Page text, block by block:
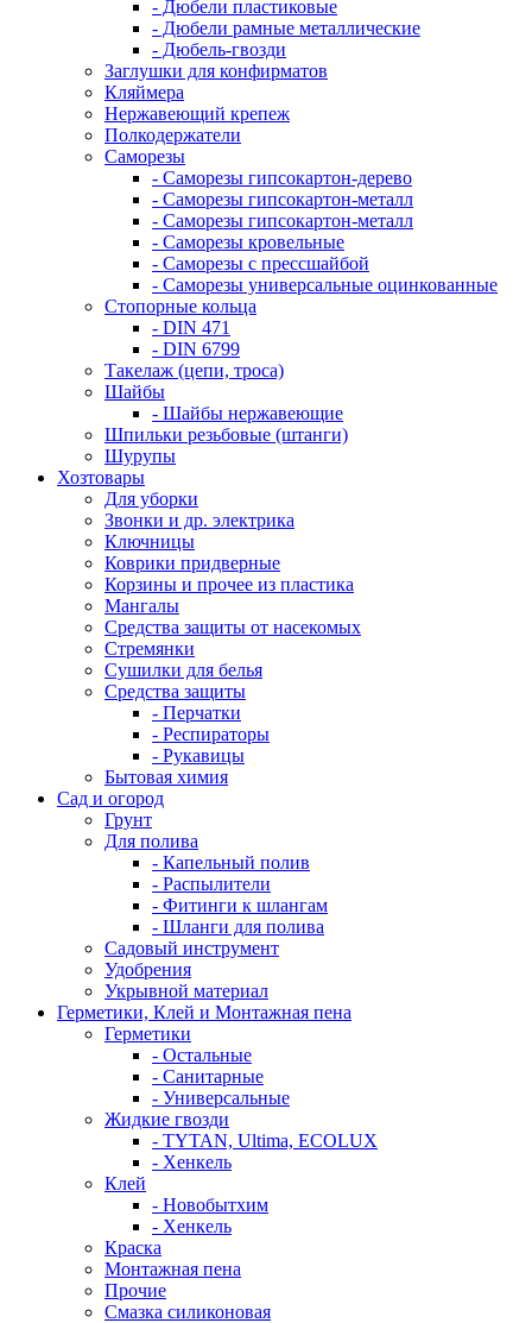
- Дюбели пластиковые
- Дюбели рамные металлические
- Дюбель-гвозди
Заглушки для конфирматов
Кляймера
Нержавеющий крепеж
Полкодержатели
Саморезы
- Саморезы гипсокартон-дерево
- Саморезы гипсокартон-металл
- Саморезы гипсокартон-металл
- Саморезы кровельные
- Саморезы с прессшайбой
- Саморезы универсальные оцинкованные
Стопорные кольца
- DIN 471
- DIN 6799
Такелаж (цепи, троса)
Шайбы
- Шайбы нержавеющие
Шпильки резьбовые (штанги)
Шурупы
Хозтовары
Для уборки
Звонки и др. электрика
Ключницы
Коврики придверные
Корзины и прочее из пластика
Мангалы
Средства защиты от насекомых
Стремянки
Сушилки для белья
Средства защиты
- Перчатки
- Респираторы
- Рукавицы
Бытовая химия
Сад и огород
Грунт
Для полива
- Капельный полив
- Распылители
- Фитинги к шлангам
- Шланги для полива
Садовый инструмент
Удобрения
Укрывной материал
Герметики, Клей и Монтажная пена
Герметики
- Остальные
- Санитарные
- Универсальные
Жидкие гвозди
- TYTAN, Ultima, ECOLUX
- Хенкель
Клей
- Новобытхим
- Хенкель
Краска
Монтажная пена
Прочие
Смазка силиконовая